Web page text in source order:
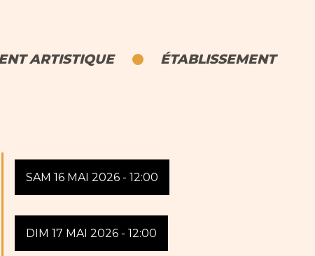
ARTISTIQUE ÉTABLISSEMENT
SAM 16 MAI 2026 - 12:00
DIM 17 MAI 2026 - 12:00